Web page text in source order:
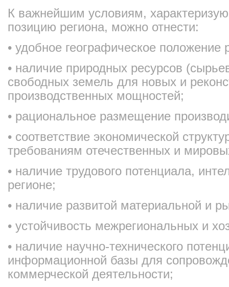
К важнейшим условиям,
позицию региона, можно отнести:
• удобное географическое положение
• наличие природных ресурсов
свободных земель для новых и
производственных мощностей;
• рациональное размещение
• соответствие экономической
требованиям отечественных и
• наличие трудового потенциала,
регионе;
• наличие развитой материальной и
• устойчивость межрегиональных и
• наличие научно-технического
информационной базы для
коммерческой деятельности;